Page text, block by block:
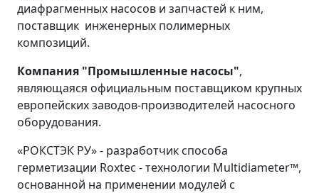
диафрагменных насосов и запчастей к ним,
поставщик инженерных полимерных
композиций.
Компания "Промышленные насосы",
являющаяся официальным поставщиком крупных
европейских заводов-производителей насосного
оборудования.
«РОКСТЭК РУ» - разработчик способа
герметизации Roxtec - технологии Multidiameter™,
основанной на применении модулей с